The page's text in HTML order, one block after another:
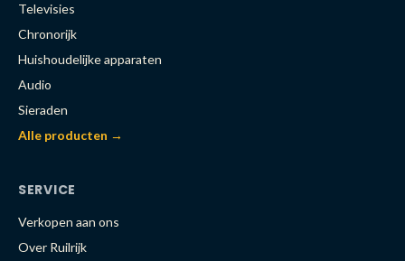
Televisies
Chronorijk
Huishoudelijke apparaten
Audio
Sieraden
Alle producten →
SERVICE
Verkopen aan ons
Over Ruilrijk